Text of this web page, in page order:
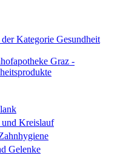
Kategorie Gesundheit
Kreislauf
Gelenke